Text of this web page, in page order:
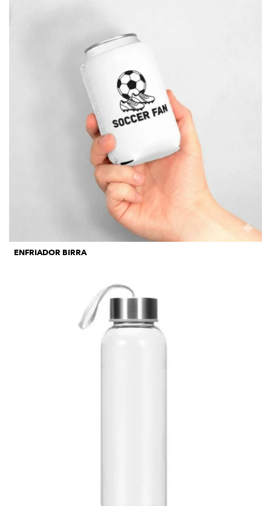
ENFRIADOR BIRRA